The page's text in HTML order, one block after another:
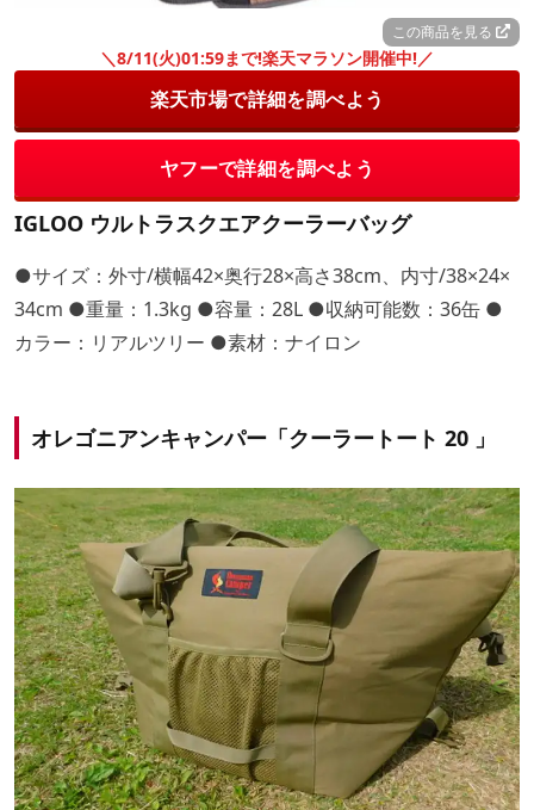
この商品を見る
＼8/11(火)01:59まで!楽天マラソン開催中!／
楽天市場で詳細を調べよう
ヤフーで詳細を調べよう
IGLOO ウルトラスクエアクーラーバッグ
●サイズ：外寸/横幅42×奥行28×高さ38cm、内寸/38×24×
34cm ●重量：1.3kg ●容量：28L ●収納可能数：36缶 ●
カラー：リアルツリー ●素材：ナイロン
オレゴニアンキャンパー「クーラートート 20 」